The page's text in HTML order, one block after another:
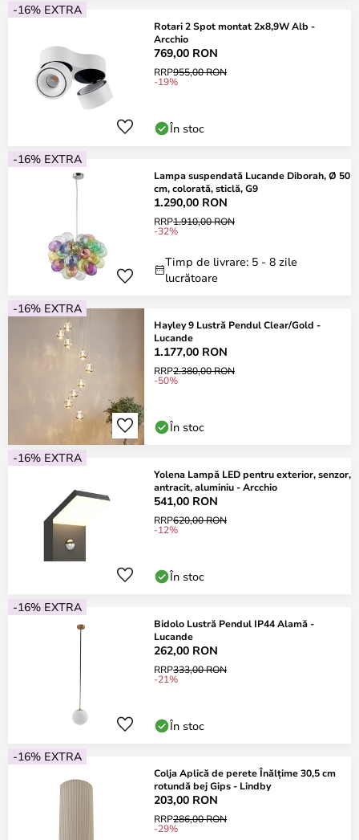
-16% EXTRA
Rotari 2 Spot montat 2x8,9W Alb -
Arcchio
769,00 RON
RRP955,00 RON
-19%
În stoc
-16% EXTRA
Lampa suspendată Lucande Diborah, Ø 50
cm, colorată, sticlă, G9
1.290,00 RON
RRP1.910,00 RON
-32%
Timp de livrare: 5 - 8 zile
lucrătoare
-16% EXTRA
Hayley 9 Lustră Pendul Clear/Gold -
Lucande
1.177,00 RON
RRP2.380,00 RON
-50%
În stoc
-16% EXTRA
Yolena Lampă LED pentru exterior, senzor,
antracit, aluminiu - Arcchio
541,00 RON
RRP620,00 RON
-12%
În stoc
-16% EXTRA
Bidolo Lustră Pendul IP44 Alamă -
Lucande
262,00 RON
RRP333,00 RON
-21%
În stoc
-16% EXTRA
Colja Aplică de perete Înălțime 30,5 cm
rotundă bej Gips - Lindby
203,00 RON
RRP286,00 RON
-29%